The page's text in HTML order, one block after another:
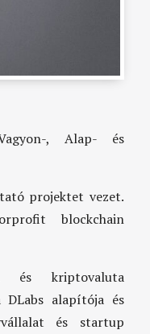
, Alap- és
projektet vezet.
blockchain
és kriptovaluta
DLabs alapítója és
és startup